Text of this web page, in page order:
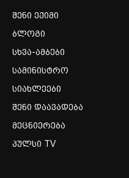
შენი ექიმი
ბლოგი
სხვა-ამბები
სამინისტრო
სიახლეები
შენი დაავადება
მეცნიერება
პულსი TV